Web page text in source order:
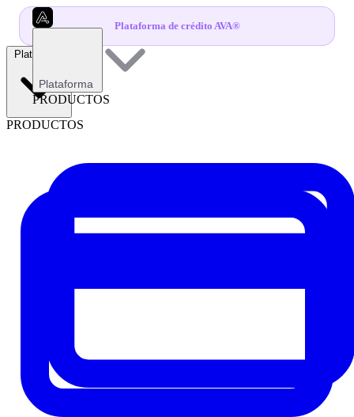
Plataforma de crédito AVA®
Plataforma
PRODUCTOS
Plataforma
PRODUCTOS